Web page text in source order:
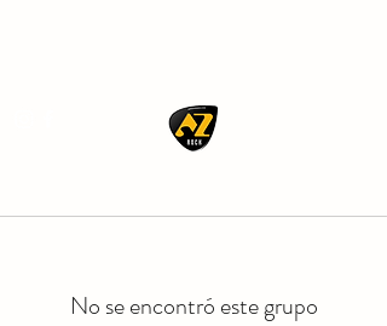
No se encontró este grupo